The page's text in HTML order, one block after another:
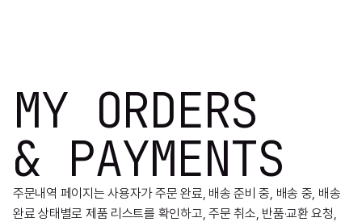
MY ORDERS
& PAYMENTS
주문내역 페이지는 사용자가 주문 완료, 배송 준비 중, 배송 중, 배송
완료 상태별로 제품 리스트를 확인하고, 주문 취소, 반품·교환 요청,